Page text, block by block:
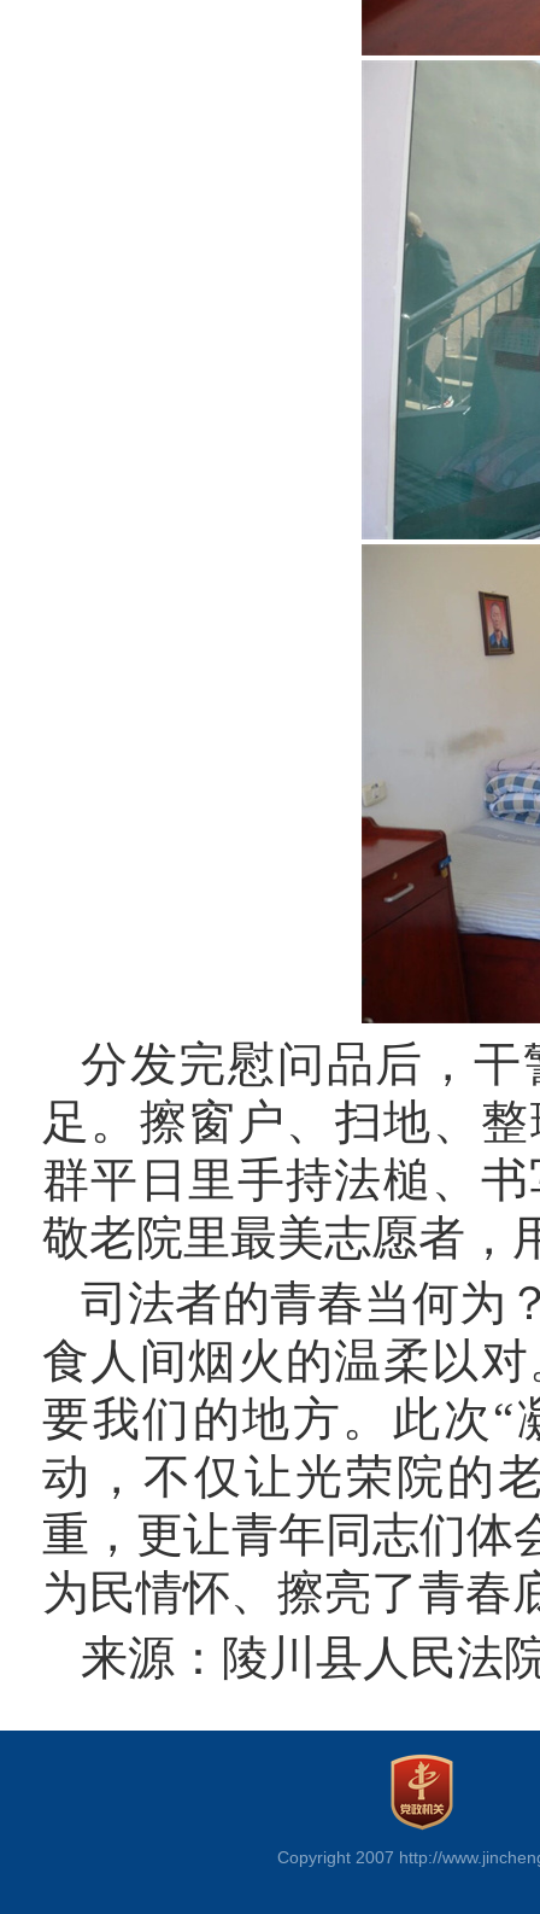
分发完慰问品后，
足。擦窗户、扫地、
群平日里手持法槌、
敬老院里最美志愿者，
司法者的青春当何为
食人间烟火的温柔以
要我们的地方。此次“
动，不仅让光荣院的
重，更让青年同志们体
为民情怀、擦亮了青春
来源：陵川县人民法
Copyright 2007 http://